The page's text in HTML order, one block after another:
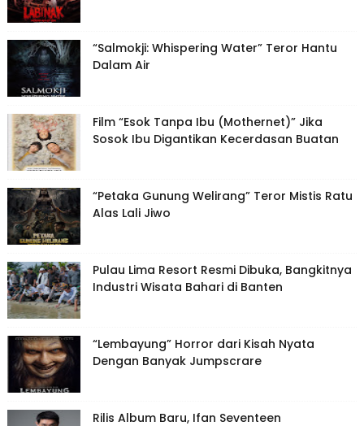
“Salmokji: Whispering Water” Teror Hantu
Dalam Air
Film “Esok Tanpa Ibu (Mothernet)” Jika
Sosok Ibu Digantikan Kecerdasan Buatan
“Petaka Gunung Welirang” Teror Mistis Ratu
Alas Lali Jiwo
Pulau Lima Resort Resmi Dibuka, Bangkitnya
Industri Wisata Bahari di Banten
“Lembayung” Horror dari Kisah Nyata
Dengan Banyak Jumpscrare
Rilis Album Baru, Ifan Seventeen